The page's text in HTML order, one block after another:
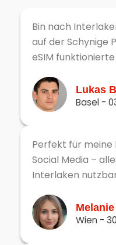
Bin nach
auf der Schynige
eSIM
Lukas
Basel -
Perfekt für meine
Social Media –
Interlaken
Wien -